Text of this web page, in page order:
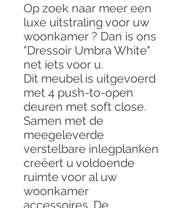
Op zoek naar meer een
luxe uitstraling voor uw
woonkamer ? Dan is ons
"Dressoir Umbra White"
net iets voor u.
Dit meubel is uitgevoerd
met 4 push-to-open
deuren met soft close.
Samen met de
meegeleverde
verstelbare inlegplanken
creëert u voldoende
ruimte voor al uw
woonkamer
accessoires. De